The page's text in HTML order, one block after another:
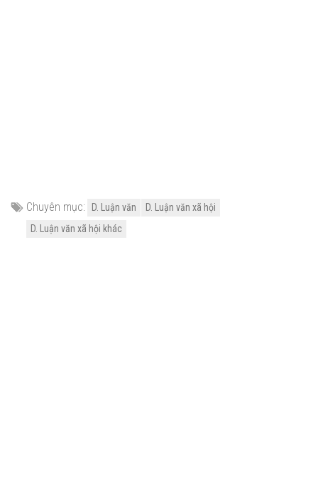
Chuyên mục: D. Luận văn
D. Luận văn xã hội
D. Luận văn xã hội khác